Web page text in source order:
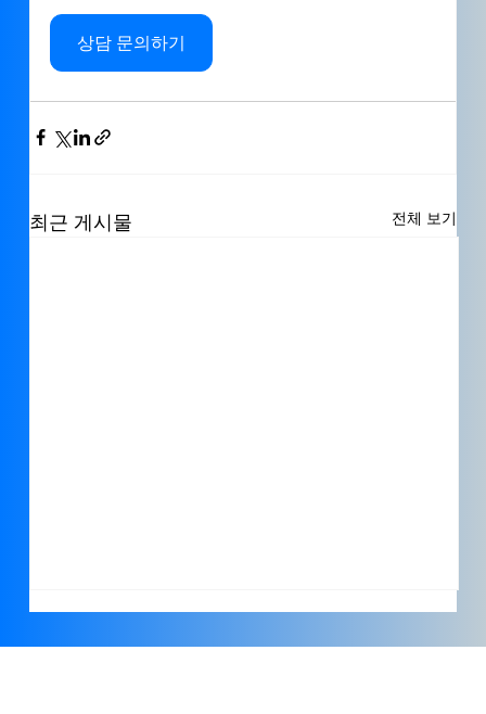
상담 문의하기
최근 게시물 전체 보기